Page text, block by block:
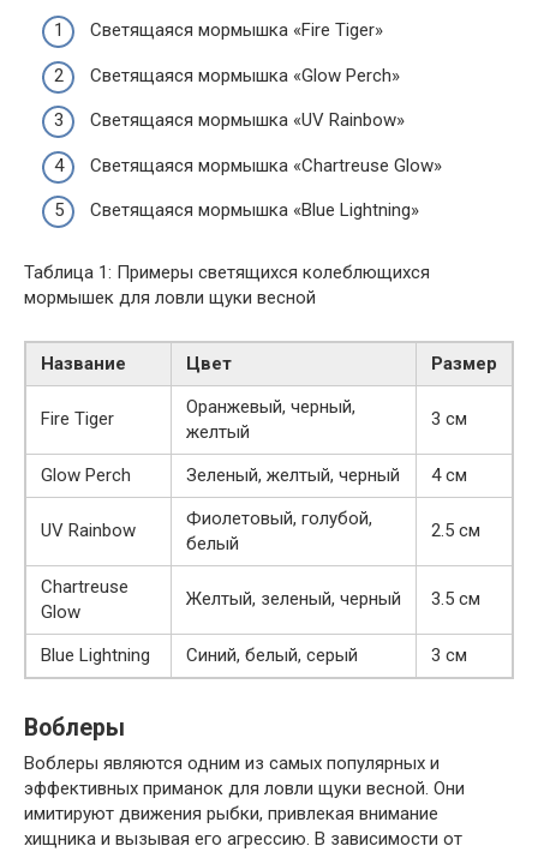
Светящаяся мормышка «Fire Tiger»
Светящаяся мормышка «Glow Perch»
Светящаяся мормышка «UV Rainbow»
Светящаяся мормышка «Chartreuse Glow»
Светящаяся мормышка «Blue Lightning»
Таблица 1: Примеры светящихся колеблющихся
мормышек для ловли щуки весной
Название Цвет Размер
Fire Tiger
Оранжевый, черный,
желтый
3 см
Glow Perch Зеленый, желтый, черный 4 см
UV Rainbow
Фиолетовый, голубой,
белый
2.5 см
Chartreuse
Glow
Желтый, зеленый, черный 3.5 см
Blue Lightning Синий, белый, серый 3 см
Воблеры
Воблеры являются одним из самых популярных и
эффективных приманок для ловли щуки весной. Они
имитируют движения рыбки, привлекая внимание
хищника и вызывая его агрессию. В зависимости от